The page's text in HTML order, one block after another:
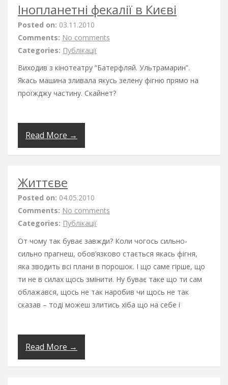
Інопланетні фекалії в Києві
Posted on: 03.11.2010
Comments: No comments
Categories: Публікації
Виходив з кінотеатру “Батерфляй. Ультрамарин”.
Якась машина зливала якусь зелену фігню прямо на
проїжджу частину. Скайнет?
Read More →
Життєве
Posted on: 04.05.2010
Comments: No comments
Categories: Публікації
От чому так буває завжди? Коли чогось сильно-
сильно прагнеш, обов’язково стається якась фігня,
яка зводить всі плани в порошок. І що саме гірше, що
ти не в силах щось змінити. Ну буває таке що ти сам
облажався, щось не так наробив чи щось не так
сказав – тоді можеш злитись хіба що на себе і
Read More →